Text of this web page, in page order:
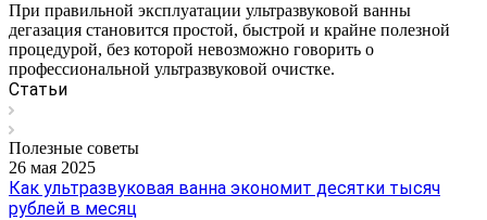
При правильной эксплуатации ультразвуковой ванны
дегазация становится простой, быстрой и крайне полезной
процедурой, без которой невозможно говорить о
профессиональной ультразвуковой очистке.
Статьи
Полезные советы
26 мая 2025
Как ультразвуковая ванна экономит десятки тысяч
рублей в месяц